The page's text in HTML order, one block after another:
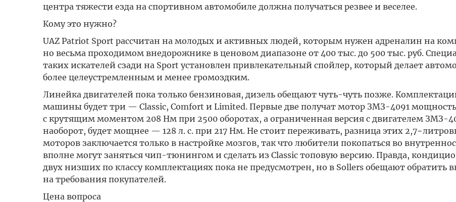
центра тяжести езда на спортивном автомобиле должна получаться резвее и веселее.
Кому это нужно?
UAZ Patriot Sport рассчитан на молодых и активных людей, которым нужен адреналин на
но весьма проходимом внедорожнике в ценовом диапазоне от 400 тыс. до 500 тыс. руб.
таких искателей сзади на Sport установлен привлекательный спойлер, который делает
более целеустремленным и менее громоздким.
Линейка двигателей пока только бензиновая, дизель обещают чуть-чуть позже.
машины будет три — Classic, Comfort и Limited. Первые две получат мотор ЗМЗ-4091
с крутящим моментом 208 Нм при 2500 оборотах, а ограниченная версия с двигателем ЗМЗ-
наоборот, будет мощнее — 128 л. с. при 217 Нм. Не стоит переживать, разница этих
моторов заключается только в настройке мозгов, так что любители покопаться во
вполне могут заняться чип-тюнингом и сделать из Classic топовую версию. Правда,
двух низших по классу комплектациях пока не предусмотрен, но в Sollers обещают обратить
на требования покупателей.
Цена вопроса